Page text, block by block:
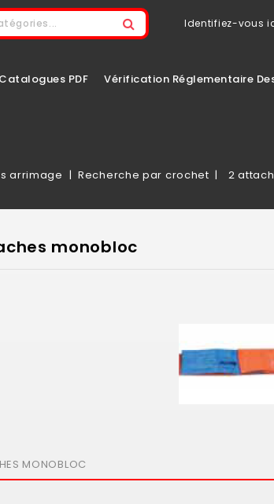
Identifiez-vous
Catalogues PDF Vérification Réglementaire
arrimage Recherche par crochet 2
monobloc
MONOBLOC